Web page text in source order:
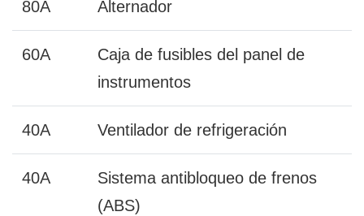
80A Alternador
60A
Caja de fusibles del panel de
instrumentos
40A Ventilador de refrigeración
40A
Sistema antibloqueo de frenos
(ABS)